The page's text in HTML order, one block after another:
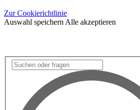
Zur Cookierichtlinie
Auswahl speichern Alle akzeptieren